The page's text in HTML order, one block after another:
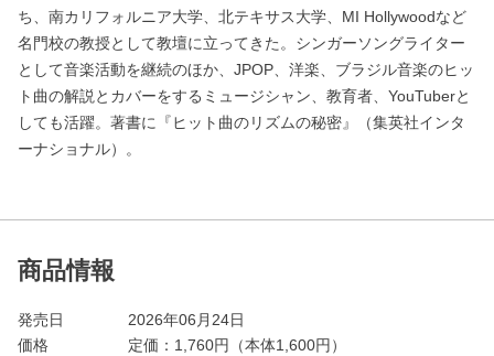
ち、南カリフォルニア大学、北テキサス大学、MI Hollywoodなど
名門校の教授として教壇に立ってきた。シンガーソングライター
として音楽活動を継続のほか、JPOP、洋楽、ブラジル音楽のヒッ
ト曲の解説とカバーをするミュージシャン、教育者、YouTuberと
しても活躍。著書に『ヒット曲のリズムの秘密』（集英社インタ
ーナショナル）。
商品情報
発売日
2026年06月24日
価格
定価： 1,760円（本体1,600円）